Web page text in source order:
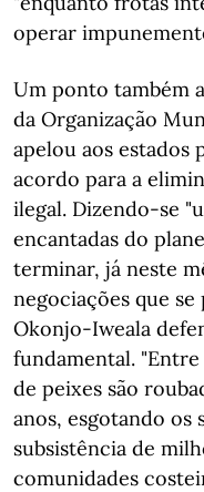
operar
Um ponto também
da Organização
apelou aos estados
acordo para a
ilegal. Dizendo-se
encantadas do
terminar, já neste
negociações que
Okonjo-Iweala
fundamental. "Entre
de peixes são
anos, esgotando os
subsistência de
comunidades